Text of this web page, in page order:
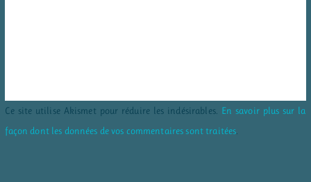
Ce site utilise Akismet pour réduire les indésirables. En savoir plus sur la
façon dont les données de vos commentaires sont traitées.